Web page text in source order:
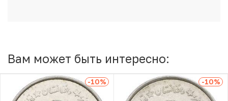
Вам может быть интересно:
-10% -10%